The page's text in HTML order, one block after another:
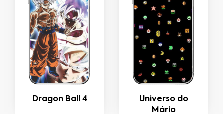
Dragon Ball 4
Universo do
Mário